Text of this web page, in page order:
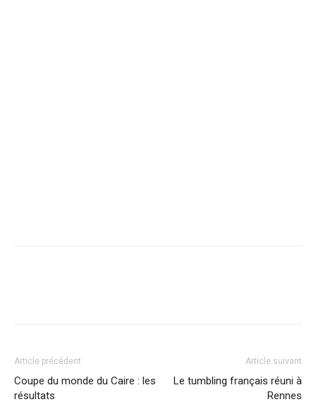
Article précédent
Coupe du monde du Caire : les
résultats
Article suivant
Le tumbling français réuni à
Rennes